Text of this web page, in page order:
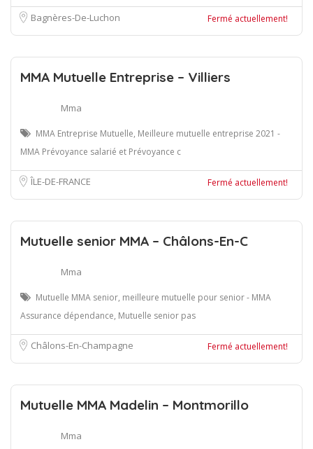
Bagnères-De-Luchon Fermé actuellement!
MMA Mutuelle Entreprise – Villiers
Mma
MMA Entreprise Mutuelle, Meilleure mutuelle entreprise 2021 -
MMA Prévoyance salarié et Prévoyance c
ÎLE-DE-FRANCE Fermé actuellement!
Mutuelle senior MMA – Châlons-En-C
Mma
Mutuelle MMA senior, meilleure mutuelle pour senior - MMA
Assurance dépendance, Mutuelle senior pas
Châlons-En-Champagne Fermé actuellement!
Mutuelle MMA Madelin – Montmorillo
Mma